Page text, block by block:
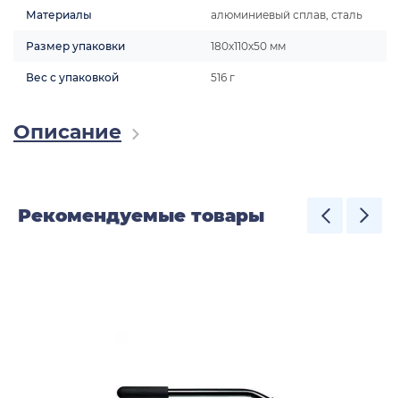
Материалы алюминиевый сплав, сталь
Размер упаковки 180х110х50 мм
Вес с упаковкой 516 г
Описание
Рекомендуемые товары